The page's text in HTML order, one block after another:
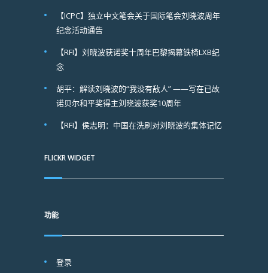
【ICPC】独立中文笔会关于国际笔会刘晓波周年
纪念活动通告
【RFI】刘晓波获诺奖十周年巴黎揭幕铁椅LXB纪
念
胡平：解读刘晓波的“我没有敌人” ——写在已故
诺贝尔和平奖得主刘晓波获奖10周年
【RFI】侯志明：中国在洗刷对刘晓波的集体记忆
FLICKR WIDGET
功能
登录